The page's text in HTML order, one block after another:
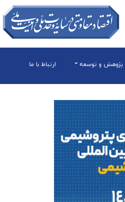
پژوهش و توسعه ارتباط با ما